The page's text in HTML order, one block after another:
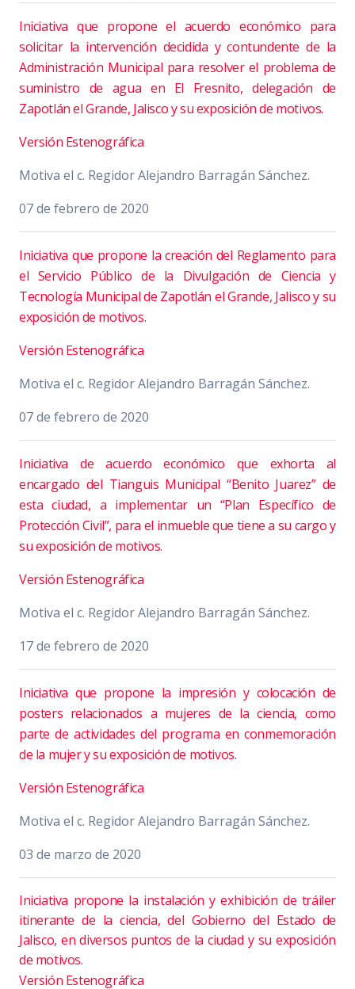
Iniciativa que propone el acuerdo económico para
solicitar la intervención decidida y contundente de la
Administración Municipal para resolver el problema de
suministro de agua en El Fresnito, delegación de
Zapotlán el Grande, Jalisco y su exposición de motivos.
Versión Estenográfica
Motiva el c. Regidor Alejandro Barragán Sánchez.
07 de febrero de 2020
Iniciativa que propone la creación del Reglamento para
el Servicio Público de la Divulgación de Ciencia y
Tecnología Municipal de Zapotlán el Grande, Jalisco y su
exposición de motivos.
Versión Estenográfica
Motiva el c. Regidor Alejandro Barragán Sánchez.
07 de febrero de 2020
Iniciativa de acuerdo económico que exhorta al
encargado del Tianguis Municipal “Benito Juarez” de
esta ciudad, a implementar un “Plan Específico de
Protección Civil”, para el inmueble que tiene a su cargo y
su exposición de motivos.
Versión Estenográfica
Motiva el c. Regidor Alejandro Barragán Sánchez.
17 de febrero de 2020
Iniciativa que propone la impresión y colocación de
posters relacionados a mujeres de la ciencia, como
parte de actividades del programa en conmemoración
de la mujer y su exposición de motivos.
Versión Estenográfica
Motiva el c. Regidor Alejandro Barragán Sánchez.
03 de marzo de 2020
Iniciativa propone la instalación y exhibición de tráiler
itinerante de la ciencia, del Gobierno del Estado de
Jalisco, en diversos puntos de la ciudad y su exposición
de motivos.
Versión Estenográfica